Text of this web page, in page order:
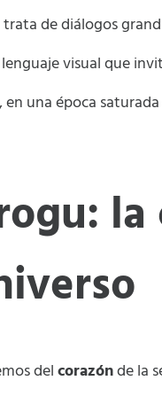
trata de diálogos
lenguaje visual que
en una época
delcorazónde la